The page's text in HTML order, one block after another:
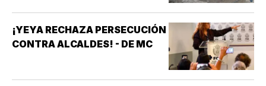
¡YEYA RECHAZA PERSECUCIÓN
CONTRA ALCALDES! - DE MC